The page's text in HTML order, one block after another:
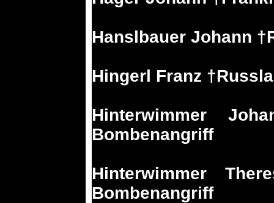
Hanslbauer Johann
Hingerl Franz
Hinterwimmer
Bombenangriff
Hinterwimmer
Bombenangriff